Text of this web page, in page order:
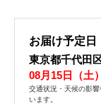
お届け予定日
東京都千代田
08月15日（土
交通状況・天候の影
います。